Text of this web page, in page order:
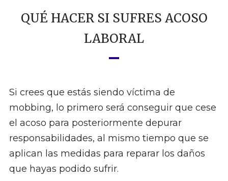
QUÉ HACER SI SUFRES ACOSO
LABORAL
Si crees que estás siendo víctima de
mobbing, lo primero será conseguir que cese
el acoso para posteriormente depurar
responsabilidades, al mismo tiempo que se
aplican las medidas para reparar los daños
que hayas podido sufrir.